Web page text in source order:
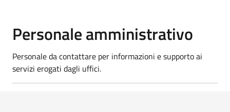
Personale amministrativo
Personale da contattare per informazioni e supporto ai
servizi erogati dagli uffici.